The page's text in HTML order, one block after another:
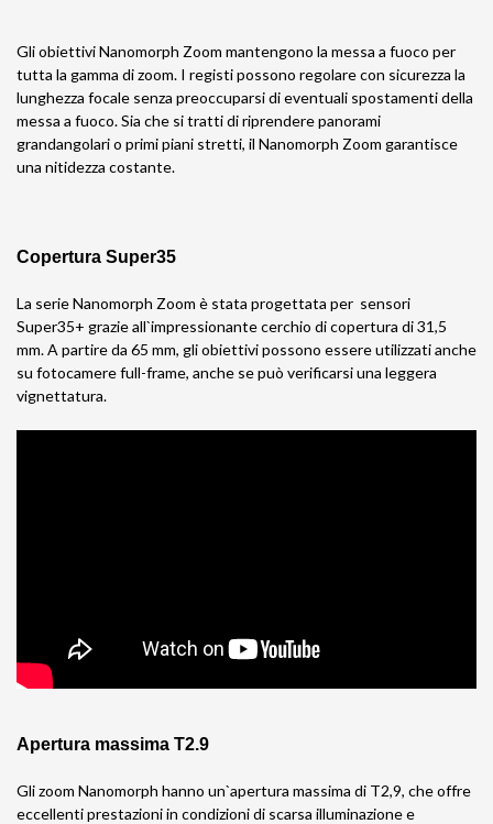
Gli obiettivi Nanomorph Zoom mantengono la messa a fuoco per
tutta la gamma di zoom. I registi possono regolare con sicurezza la
lunghezza focale senza preoccuparsi di eventuali spostamenti della
messa a fuoco. Sia che si tratti di riprendere panorami
grandangolari o primi piani stretti, il Nanomorph Zoom garantisce
una nitidezza costante.
Copertura Super35
La serie Nanomorph Zoom è stata progettata per sensori
Super35+ grazie all`impressionante cerchio di copertura di 31,5
mm. A partire da 65 mm, gli obiettivi possono essere utilizzati anche
su fotocamere full-frame, anche se può verificarsi una leggera
vignettatura.
Apertura massima T2.9
Gli zoom Nanomorph hanno un`apertura massima di T2,9, che offre
eccellenti prestazioni in condizioni di scarsa illuminazione e